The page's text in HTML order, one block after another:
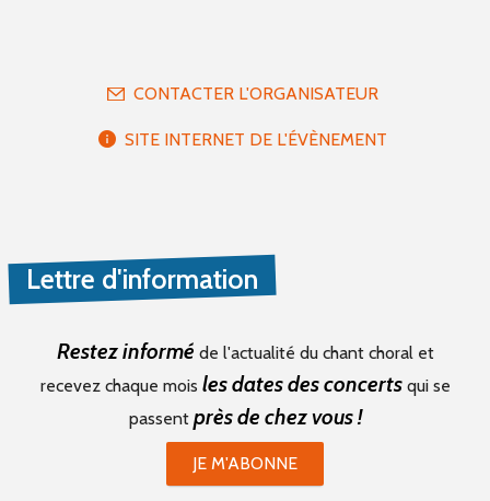
CONTACTER L'ORGANISATEUR
SITE INTERNET DE L'ÉVÈNEMENT
Lettre d'information
Restez informé de l'actualité du chant choral et
recevez chaque mois les dates des concertsqui se
passent près de chez vous !
JE M'ABONNE